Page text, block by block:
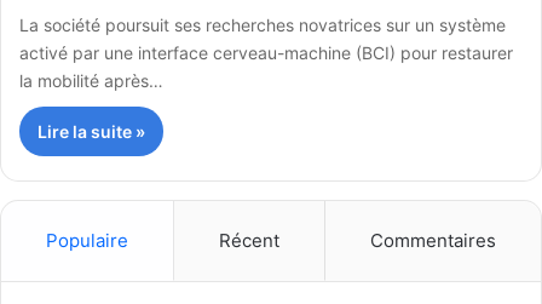
La société poursuit ses recherches novatrices sur un système
activé par une interface cerveau-machine (BCI) pour restaurer
la mobilité après…
Lire la suite »
Populaire Récent Commentaires